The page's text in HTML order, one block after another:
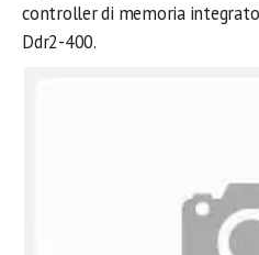
controller di memoria
Ddr2-400.